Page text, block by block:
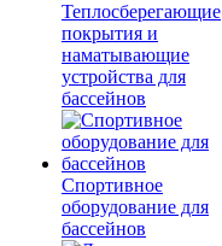
Теплосберегающие
покрытия и
наматывающие
устройства для
бассейнов
Спортивное
оборудование для
бассейнов